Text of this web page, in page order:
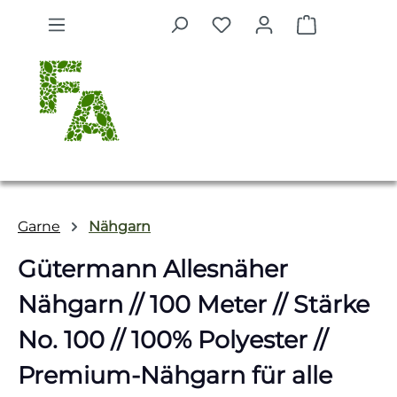
Zum Hauptinhalt springen
Garne Nähgarn
Gütermann Allesnäher
Nähgarn // 100 Meter // Stärke
No. 100 // 100% Polyester //
Premium-Nähgarn für alle